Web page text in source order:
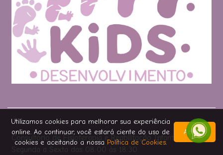
Consultório de Fisioterapia e Reabilitação Infantil
Segunda a Sexta das 08:00 às 18:30
Utilizamos cookies para melhorar sua experiência
online. Ao continuar, você estará ciente do uso de
cookies e aceitando a nossa Política de Cookies.
Aceitar